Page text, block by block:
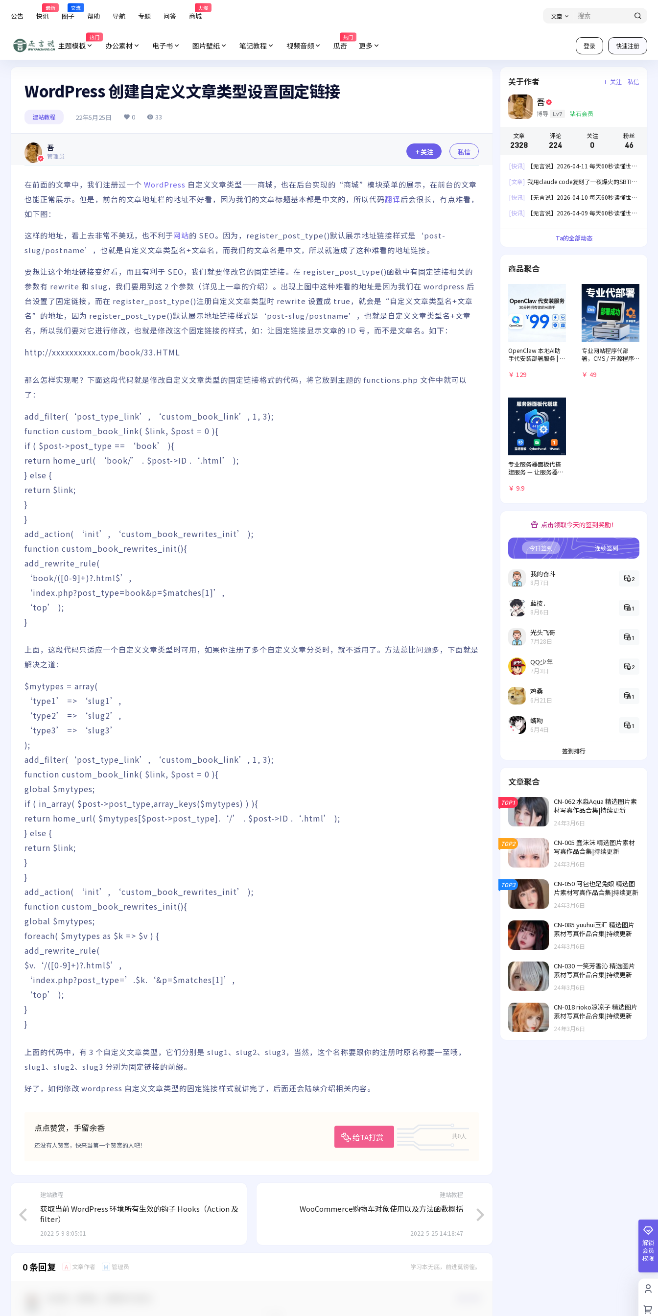
公告 快讯
最新
圈子
交流
帮助 导航 专题 问答 商城
火爆
文章
登录 快速注册
主题模板
热门
办公素材 电子书 图片壁纸 笔记教程 视频音频 瓜奇
热门
更多
WordPress 创建自定义文章类型设置固定链接
建站教程 22年5月25日 0 33
吾
管理员 关注 私信
在前面的文章中，我们注册过一个 WordPress 自定义文章类型——商城，也在后台实现的“商城”模块菜单的展示，在前台的文章
也能正常展示。但是，前台的文章地址栏的地址不好看，因为我们的文章标题基本都是中文的，所以代码翻译后会很长，有点难看，
如下图：
这样的地址，看上去非常不美观，也不利于网站的 SEO。因为，register_post_type()默认展示地址链接样式是‘post-
slug/postname’，也就是自定义文章类型名+文章名，而我们的文章名是中文，所以就造成了这种难看的地址链接。
要想让这个地址链接变好看，而且有利于 SEO，我们就要修改它的固定链接。在 register_post_type()函数中有固定链接相关的
参数有 rewrite 和 slug，我们要用到这 2 个参数（详见上一章的介绍）。出现上图中这种难看的地址是因为我们在 wordpress 后
台设置了固定链接，而在 register_post_type()注册自定义文章类型时 rewrite 设置成 true，就会是“自定义文章类型名+文章
名”的地址，因为 register_post_type()默认展示地址链接样式是‘post-slug/postname’，也就是自定义文章类型名+文章
名，所以我们要对它进行修改，也就是修改这个固定链接的样式，如：让固定链接显示文章的 ID 号，而不是文章名。如下：
http://xxxxxxxxxx.com/book/33.HTML
那么怎样实现呢？下面这段代码就是修改自定义文章类型的固定链接格式的代码，将它放到主题的 functions.php 文件中就可以
了：
add_filter( ‘post_type_link’ , ‘custom_book_link’ , 1, 3);
function custom_book_link( $link, $post = 0 ){
if ( $post->post_type == ‘book’ ){
return home_url( ‘book/’ . $post->ID . ‘.html’ );
} else {
return $link;
}
}
add_action( ‘init’ , ‘custom_book_rewrites_init’ );
function custom_book_rewrites_init(){
add_rewrite_rule(
‘book/([0-9]+)?.html$’ ,
‘index.php?post_type=book&p=$matches[1]’ ,
‘top’
);
}
上面，这段代码只适应一个自定义文章类型时可用，如果你注册了多个自定义文章分类时，就不适用了。方法总比问题多，下面就是
解决之道：
$mytypes = array(
‘type1’
=> ‘slug1’ ,
‘type2’
=> ‘slug2’ ,
‘type3’
=>
‘slug3’
);
add_filter( ‘post_type_link’ , ‘custom_book_link’ , 1, 3);
function custom_book_link( $link, $post = 0 ){
global $mytypes;
if ( in_array( $post->post_type,array_keys($mytypes) ) ){
return home_url( $mytypes[$post->post_type]. ‘/’ . $post->ID . ‘.html’ );
} else {
return $link;
}
}
add_action( ‘init’ , ‘custom_book_rewrites_init’ );
function custom_book_rewrites_init(){
global $mytypes;
foreach( $mytypes as $k => $v ) {
add_rewrite_rule(
$v. ‘/([0-9]+)?.html$’ ,
‘index.php?post_type=’ .$k. ‘&p=$matches[1]’ ,
‘top’
);
}
}
上面的代码中，有 3 个自定义文章类型，它们分别是 slug1、slug2、slug3，当然，这个名称要跟你的注册时原名称要一至哦，
slug1、slug2、slug3 分别为固定链接的前缀。
好了，如何修改 wordpress 自定义文章类型的固定链接样式就讲完了，后面还会陆续介绍相关内容。
点点赞赏，手留余香
给TA打赏 共0人
还没有人赞赏，快来当第一个赞赏的人吧！
建站教程
获取当前 WordPress 环境所有生效的钩子 Hooks（Action 及
filter）
2022-5-9 8:05:01
建站教程
WooCommerce购物车对象使用以及方法函数概括
2022-5-25 14:18:47
0 条回复 A 文章作者 M 管理员 学习本无底，前进莫徬徨。
关于作者 关注 私信
吾
博导 Lv7 钻石会员
文章
2328
评论
224
关注
0
粉丝
46
[快讯]
【无言说】2026-04-11 每天60秒读懂世
[文章] 我用claude code复刻了一夜爆火的SBTI
[快讯]
【无言说】2026-04-10 每天60秒读懂世
[快讯]
【无言说】2026-04-09 每天60秒读懂世
Ta的全部动态
商品聚合
OpenClaw 本地AI助
手代安装部署服务 | 远
门教程
￥ 129
专业网站程序代部
署，CMS / 开源程序
￥ 49
专业服务器面板代搭
建服务 — 让服务器管
￥ 9.9
点击领取今天的签到奖励！
今日签到 连续签到
我的奋斗
8月7日 2
蓝桉．
8月6日 1
光头飞哥
7月28日 1
QQ少年
7月3日 2
鸡桑
6月21日 1
螭吻
6月4日 1
签到排行
文章聚合
TOP1
CN-062 水淼Aqua 精选图片素
材写真作品合集|持续更新
24年3月6日
TOP2
CN-005 蠢沫沫 精选图片素材
写真作品合集|持续更新
24年3月6日
TOP3
CN-050 阿包也是兔娘 精选图
片素材写真作品合集|持续更新
24年3月6日
CN-085 yuuhui玉汇 精选图片
素材写真作品合集|持续更新
24年3月6日
CN-030 一笑芳香沁 精选图片
素材写真作品合集|持续更新
24年3月6日
CN-018 rioko凉凉子 精选图片
素材写真作品合集|持续更新
24年3月6日
解锁
会员
权限